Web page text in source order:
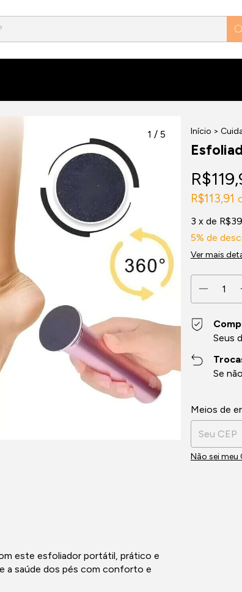
1 / 5 Início >
R$113,91
3 x de
5% de
Ver mais
Seus
Se
Entregas
Meios de
Não sei meu
este esfoliador portátil, prático e
a saúde dos pés com conforto e